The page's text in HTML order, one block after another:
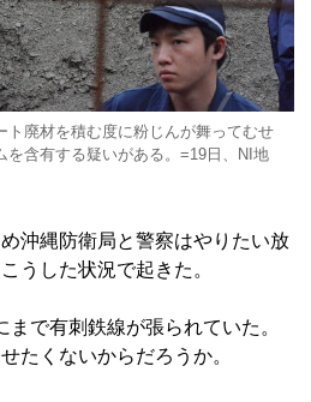
ト廃材を積む度に粉じんが舞ってむせ
を含有する疑いがある。=19日、NI地
沖縄防衛局と警察はやりたい放
うした状況で起きた。
で有刺鉄線が張られていた。
たくないからだろうか。